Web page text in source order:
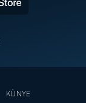
KÜNYE